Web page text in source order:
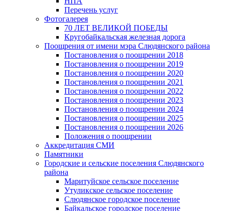
Перечень услуг
Фотогалерея
70 ЛЕТ ВЕЛИКОЙ ПОБЕДЫ
Кругобайкальская железная дорога
Поощрения от имени мэра Слюдянского района
Постановления о поощрении 2018
Постановления о поощрении 2019
Постановления о поощрении 2020
Постановления о поощрении 2021
Постановления о поощрении 2022
Постановления о поощрении 2023
Постановления о поощрении 2024
Постановления о поощрении 2025
Постановления о поощрении 2026
Положения о поощрении
Аккредитация СМИ
Памятники
Городские и сельские поселения Слюдянского
района
Маритуйское сельское поселение
Утуликское сельское поселение
Слюдянское городское поселение
Байкальское городское поселение